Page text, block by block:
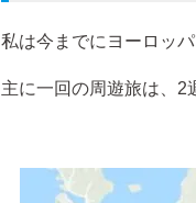
私は今までにヨーロッ
主に一回の周遊旅は、2